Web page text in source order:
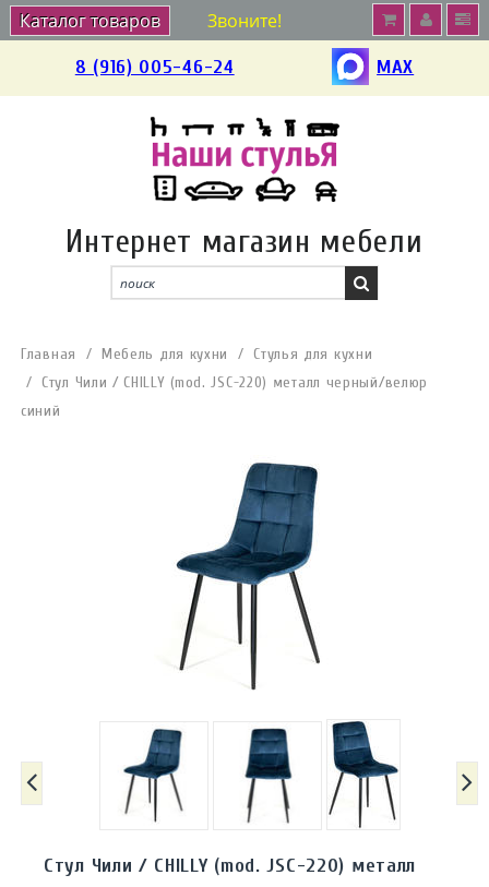
Звоните!
8 (916) 005-46-24 MAX
Интернет магазин мебели
Каталог товаров
Главная Мебель для кухни
Стулья для кухни
Стул Чили / CHILLY (mod. JSC-220) металл черный/велюр
синий
Стул Чили / CHILLY (mod. JSC-220) металл